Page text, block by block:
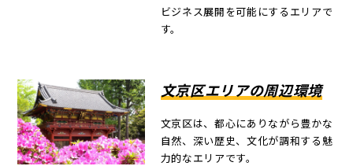
ビジネス展開を可能にするエリアで
す。
文京区エリアの周辺環境
文京区は、都心にありながら豊かな
自然、深い歴史、文化が調和する魅
力的なエリアです。